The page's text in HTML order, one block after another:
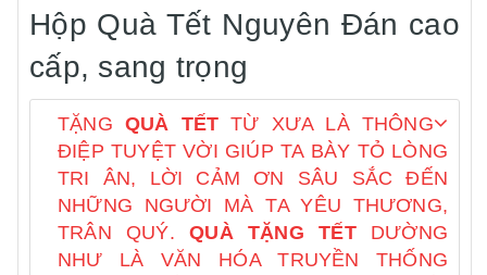
Hộp Quà Tết Nguyên Đán cao
cấp, sang trọng
TẶNG QUÀ TẾT TỪ XƯA LÀ THÔNG
ĐIỆP TUYỆT VỜI GIÚP TA BÀY TỎ LÒNG
TRI ÂN, LỜI CẢM ƠN SÂU SẮC ĐẾN
NHỮNG NGƯỜI MÀ TA YÊU THƯƠNG,
TRÂN QUÝ.QUÀ TẶNG TẾTDƯỜNG
NHƯ LÀ VĂN HÓA TRUYỀN THỐNG